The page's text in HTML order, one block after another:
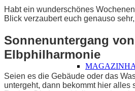
Habt ein wunderschönes
Blick verzaubert euch genauso
Sonnenuntergang
Elbphilharmonie
Seien es die Gebäude oder das
untergeht, dann bekommt hier alles